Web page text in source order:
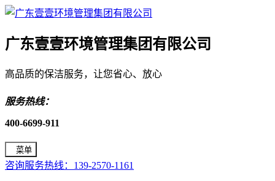
广东壹壹环境管理集团有限公司
高品质的保洁服务，让您省心、放心
服务热线：
400-6699-911
菜单
咨询服务热线：139-2570-1161